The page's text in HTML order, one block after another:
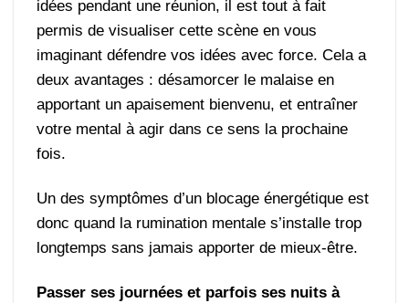
idées pendant une réunion, il est tout à fait
permis de visualiser cette scène en vous
imaginant défendre vos idées avec force. Cela a
deux avantages : désamorcer le malaise en
apportant un apaisement bienvenu, et entraîner
votre mental à agir dans ce sens la prochaine
fois.
Un des symptômes d’un blocage énergétique est
donc quand la rumination mentale s’installe trop
longtemps sans jamais apporter de mieux-être.
Passer ses journées et parfois ses nuits à